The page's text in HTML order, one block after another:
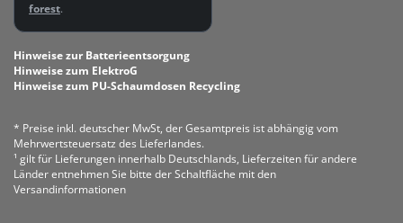
forest.
Hinweise zur Batterieentsorgung
Hinweise zum ElektroG
Hinweise zum PU-Schaumdosen Recycling
* Preise inkl. deutscher MwSt, der Gesamtpreis ist abhängig vom
Mehrwertsteuersatz des Lieferlandes.
¹ gilt für Lieferungen innerhalb Deutschlands, Lieferzeiten für andere
Länder entnehmen Sie bitte der Schaltfläche mit den
Versandinformationen